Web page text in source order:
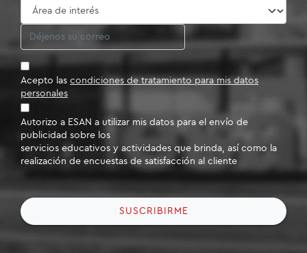
Acepto las condiciones de tratamiento para mis datos
personales
Autorizo a ESAN a utilizar mis datos para el envío de
publicidad sobre los
servicios educativos y actividades que brinda, así como la
realización de encuestas de satisfacción al cliente
SUSCRIBIRME